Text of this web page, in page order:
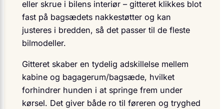
eller skrue i bilens interiør – gitteret klikkes blot
fast på bagsædets nakkestøtter og kan
justeres i bredden, så det passer til de fleste
bilmodeller.
Gitteret skaber en tydelig adskillelse mellem
kabine og bagagerum/bagsæde, hvilket
forhindrer hunden i at springe frem under
kørsel. Det giver både ro til føreren og tryghed